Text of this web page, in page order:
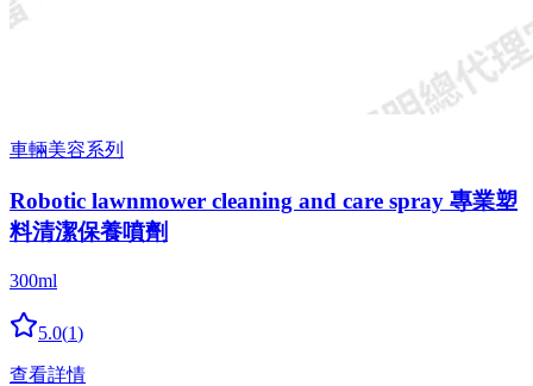
車輛美容系列
Robotic lawnmower cleaning and care spray 專業塑
料清潔保養噴劑
300ml
5.0(1)
查看詳情